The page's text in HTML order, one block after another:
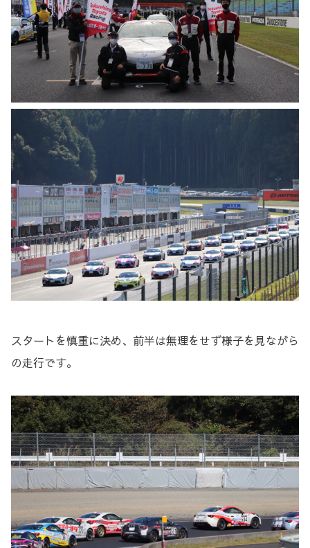
スタートを慎重に決め、前半は無理をせず様子を見ながら
の走行です。